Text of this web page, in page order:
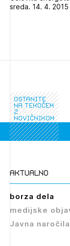
REGISTRIRAJTE
sreda. 14. 4.
ostanite
na tekočem
z
novičnikom
aktualno
borza dela
medijske
Javna naročila
Novičnik
NAPREJ